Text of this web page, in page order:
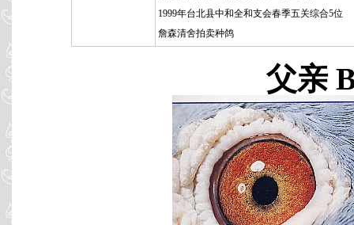
1999年台北县中和全和支会春季五关综合5位
詹森清舍拍卖种鸽
父亲